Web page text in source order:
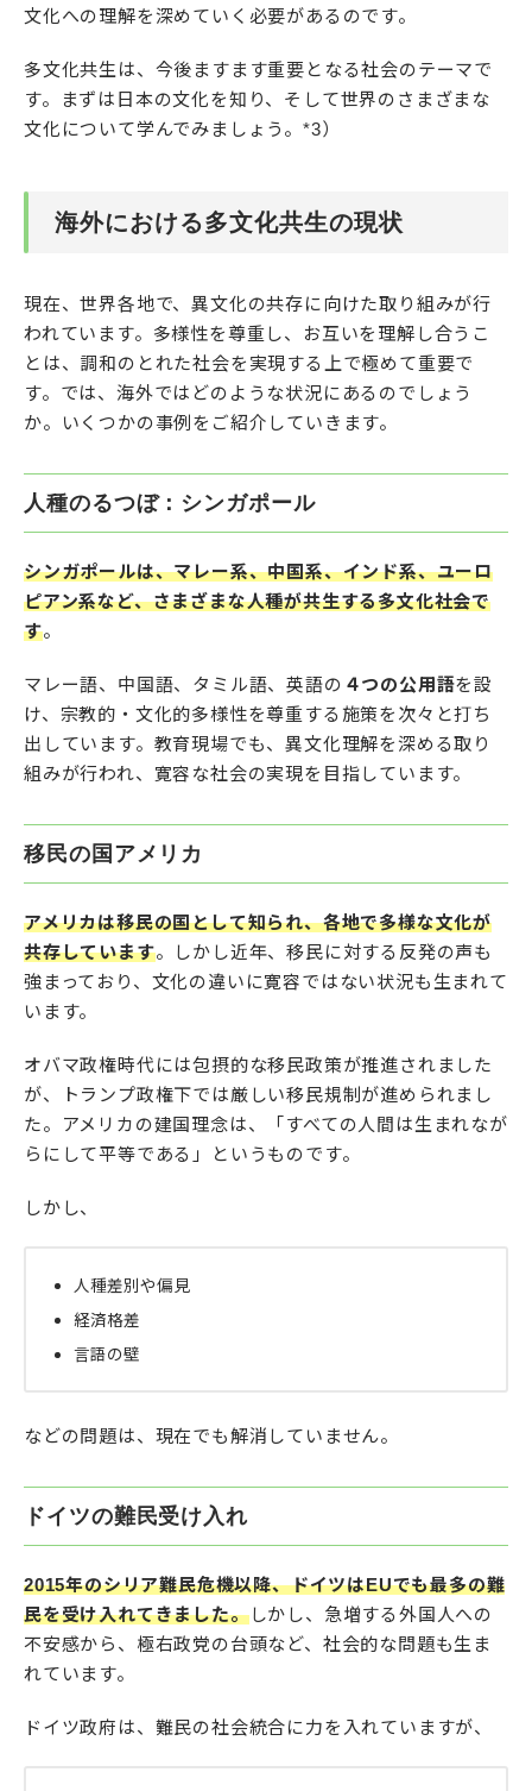
文化への理解を深めていく必要があるのです。
多文化共生は、今後ますます重要となる社会のテーマで
す。まずは日本の文化を知り、そして世界のさまざまな
文化について学んでみましょう。*3）
海外における多文化共生の現状
現在、世界各地で、異文化の共存に向けた取り組みが行
われています。多様性を尊重し、お互いを理解し合うこ
とは、調和のとれた社会を実現する上で極めて重要で
す。では、海外ではどのような状況にあるのでしょう
か。いくつかの事例をご紹介していきます。
人種のるつぼ：シンガポール
シンガポールは、マレー系、中国系、インド系、ユーロ
ピアン系など、さまざまな人種が共生する多文化社会で
す。
マレー語、中国語、タミル語、英語の ４つの公用語を設
け、宗教的・文化的多様性を尊重する施策を次々と打ち
出しています。教育現場でも、異文化理解を深める取り
組みが行われ、寛容な社会の実現を目指しています。
移民の国アメリカ
アメリカは移民の国として知られ、各地で多様な文化が
共存しています。しかし近年、移民に対する反発の声も
強まっており、文化の違いに寛容ではない状況も生まれて
います。
オバマ政権時代には包摂的な移民政策が推進されました
が、トランプ政権下では厳しい移民規制が進められまし
た。アメリカの建国理念は、「すべての人間は生まれなが
らにして平等である」というものです。
しかし、
人種差別や偏見
経済格差
言語の壁
などの問題は、現在でも解消していません。
ドイツの難民受け入れ
2015年のシリア難民危機以降、ドイツはEUでも最多の難
民を受け入れてきました。しかし、急増する外国人への
不安感から、極右政党の台頭など、社会的な問題も生ま
れています。
ドイツ政府は、難民の社会統合に力を入れていますが、